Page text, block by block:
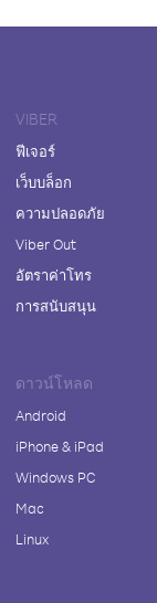
VIBER
ฟีเจอร์
เว็บบล็อก
ความปลอดภัย
Viber Out
อัตราค่าโทร
การสนับสนุน
ดาวน์โหลด
Android
iPhone & iPad
Windows PC
Mac
Linux